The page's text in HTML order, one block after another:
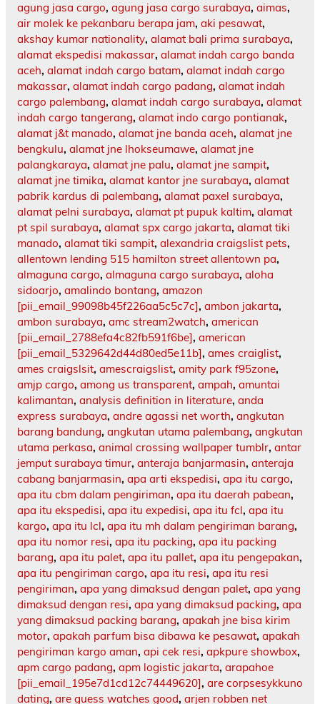
agung jasa cargo, agung jasa cargo surabaya, aimas,
air molek ke pekanbaru berapa jam, aki pesawat,
akshay kumar nationality, alamat bali prima surabaya,
alamat ekspedisi makassar, alamat indah cargo banda
aceh, alamat indah cargo batam, alamat indah cargo
makassar, alamat indah cargo padang, alamat indah
cargo palembang, alamat indah cargo surabaya, alamat
indah cargo tangerang, alamat indo cargo pontianak,
alamat j&t manado, alamat jne banda aceh, alamat jne
bengkulu, alamat jne lhokseumawe, alamat jne
palangkaraya, alamat jne palu, alamat jne sampit,
alamat jne timika, alamat kantor jne surabaya, alamat
pabrik kardus di palembang, alamat paxel surabaya,
alamat pelni surabaya, alamat pt pupuk kaltim, alamat
pt spil surabaya, alamat spx cargo jakarta, alamat tiki
manado, alamat tiki sampit, alexandria craigslist pets,
allentown lending 515 hamilton street allentown pa,
almaguna cargo, almaguna cargo surabaya, aloha
sidoarjo, amalindo bontang, amazon
[pii_email_99098b45f226aa5c5c7c], ambon jakarta,
ambon surabaya, amc stream2watch, american
[pii_email_2788efa4c82fb591f6be], american
[pii_email_5329642d44d80ed5e11b], ames craiglist,
ames craigslsit, amescraigslist, amity park f95zone,
amjp cargo, among us transparent, ampah, amuntai
kalimantan, analysis definition in literature, anda
express surabaya, andre agassi net worth, angkutan
barang bandung, angkutan utama palembang, angkutan
utama perkasa, animal crossing wallpaper tumblr, antar
jemput surabaya timur, anteraja banjarmasin, anteraja
cabang banjarmasin, apa arti ekspedisi, apa itu cargo,
apa itu cbm dalam pengiriman, apa itu daerah pabean,
apa itu ekspedisi, apa itu expedisi, apa itu fcl, apa itu
kargo, apa itu lcl, apa itu mh dalam pengiriman barang,
apa itu nomor resi, apa itu packing, apa itu packing
barang, apa itu palet, apa itu pallet, apa itu pengepakan,
apa itu pengiriman cargo, apa itu resi, apa itu resi
pengiriman, apa yang dimaksud dengan palet, apa yang
dimaksud dengan resi, apa yang dimaksud packing, apa
yang dimaksud packing barang, apakah jne bisa kirim
motor, apakah parfum bisa dibawa ke pesawat, apakah
pengiriman kargo aman, api cek resi, apkpure showbox,
apm cargo padang, apm logistic jakarta, arapahoe
[pii_email_195e7d1cd12c74449620], are corpsesykkuno
dating, are guess watches good, arjen robben net